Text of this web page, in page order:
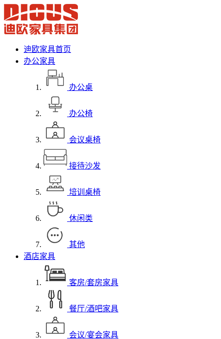
迪欧家具首页
办公家具
办公桌
办公椅
会议桌椅
接待沙发
培训桌椅
休闲类
其他
酒店家具
客房/套房家具
餐厅/酒吧家具
会议/宴会家具